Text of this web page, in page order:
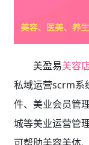
美盈易美容
私域运营scrm系
件、美业会员管
城等美业运营管